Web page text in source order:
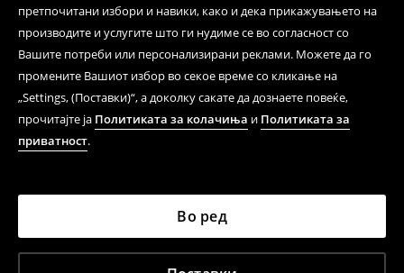
претпочитани избори и навики, како и дека прикажувањето на
производите и услугите што ги нудиме се во согласност со
Вашите потреби или персонализирани реклами. Можете да го
промените Вашиот избор во секое време со кликање на
„Settings, (Поставки)“, а доколку сакате да дознаете повеќе,
прочитајте ја Политиката за колачиња и Политиката за
приватност.
Во ред
Помош и контакт
Услови за користење
Политика за приватност
ЛПП